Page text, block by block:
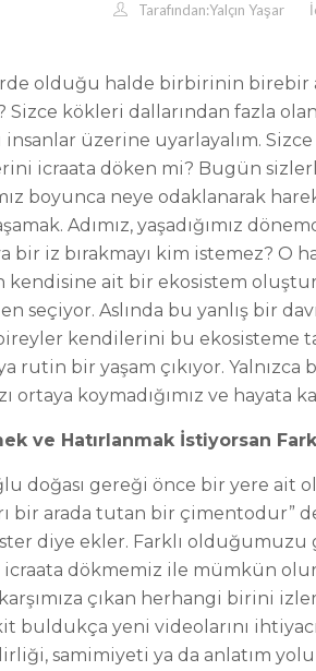
Tarafından:Yalçın Yaşar
olduğu halde birbirinin birebir
Sizce kökleri dallarından fazla
insanlar üzerine uyarlayalım.
icraata döken mi? Bugün
boyunca neye odaklanarak
Adımız, yaşadığımız
bir iz bırakmayı kim istemez? O
kendisine ait bir ekosistem
seçiyor. Aslında bu yanlış bir
kendilerini bu ekosisteme
rutin bir yaşam çıkıyor.
ortaya koymadığımız ve
ve Hatırlanmak İstiyorsan
doğası gereği önce bir yere ait
bir arada tutan bir çimentodur”
diye ekler. Farklı
dökmemiz ile mümkün
çıkan herhangi birini
buldukça yeni videolarını
samimiyeti ya da anlatım yolu